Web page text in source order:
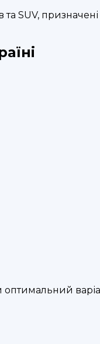
SUV,
оптимальний